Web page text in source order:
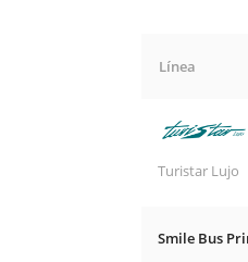
Línea
Turistar Lujo
Smile Bus